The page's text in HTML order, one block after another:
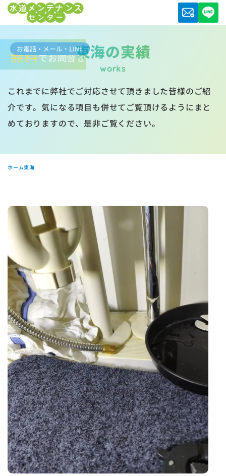
東海の実績
works
これまでに弊社でご対応させて頂きました皆様のご紹
介です。気になる項目も併せてご覧頂けるようにまと
めておりますので、是非ご覧ください。
ホーム東海
お電話・メール・LINE
無料でお問合せ